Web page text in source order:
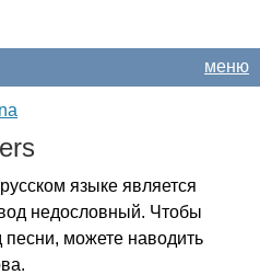
меню
языке является
недословный. Чтобы
можете наводить